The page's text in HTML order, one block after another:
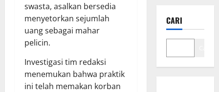
swasta, asalkan bersedia
menyetorkan sejumlah
uang sebagai mahar
pelicin.
Investigasi tim redaksi
menemukan bahwa praktik
ini telah memakan korban
CARI